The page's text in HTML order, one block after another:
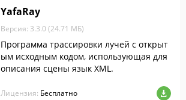
YafaRay
Версия: 3.3.0 (24.71 МБ)
Программа трассировки лучей c открыт
ым исходным кодом, использующая для
описания сцены язык XML.
Лицензия: Бесплатно